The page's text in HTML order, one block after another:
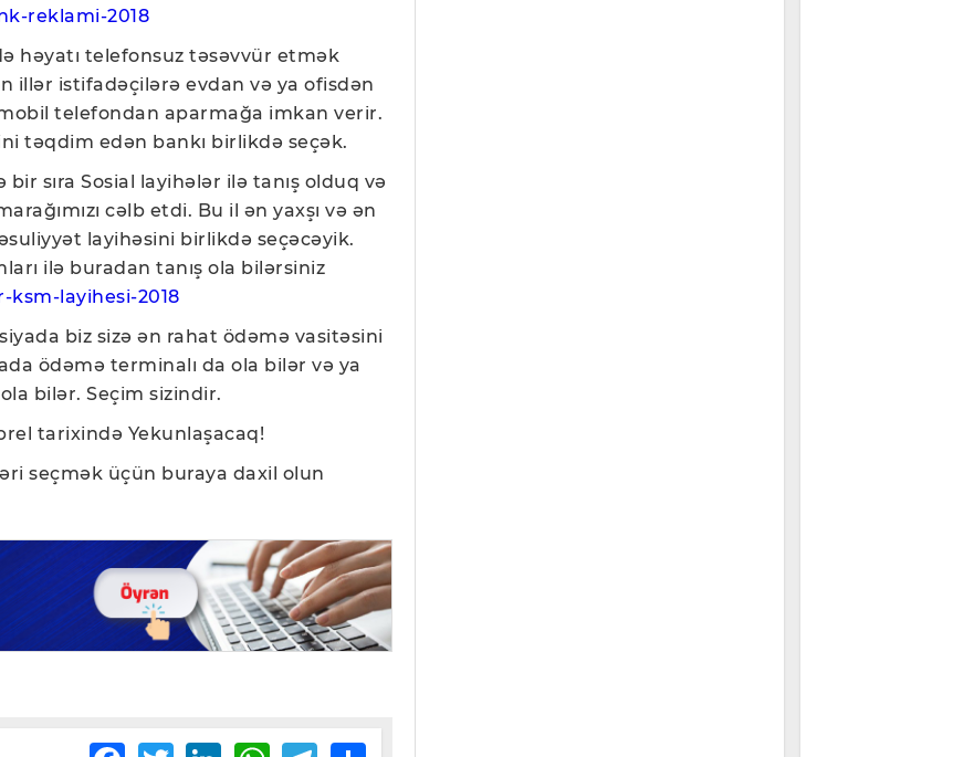
reklami-2018
həyatı telefonsuz təsəvvür etmək
illər istifadəçilərə evdan və ya ofisdən
telefondan aparmağa imkan verir.
təqdim edən bankı birlikdə seçək.
bir sıra Sosial layihələr ilə tanış olduq və
cəlb etdi. Bu il ən yaxşı və ən
layihəsini birlikdə seçəcəyik.
ilə buradan tanış ola bilərsiniz
layihesi-2018
biz sizə ən rahat ödəmə vasitəsini
ödəmə terminalı da ola bilər və ya
bilər. Seçim sizindir.
tarixində Yekunlaşacaq!
seçmək üçün buraya daxil olun